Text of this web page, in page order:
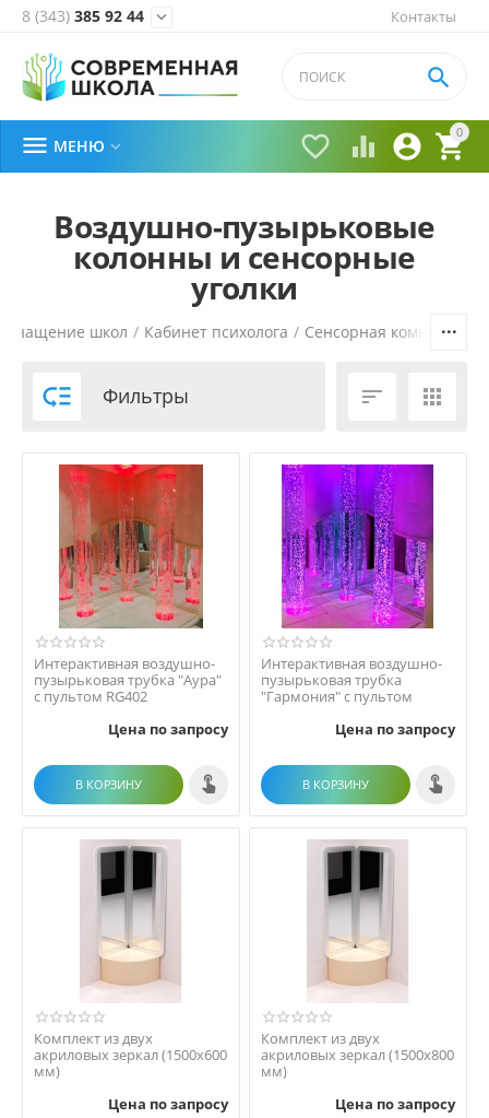
Контакты
8 (343) 385 92 44 
0


 

 МЕНЮ 
Воздушно-пузырьковые
колонны и сенсорные
уголки
школ / Кабинет психолога / Сенсорная комната в
 Фильтры  
Интерактивная воздушно-
пузырьковая трубка "Аура"
с пультом RG402
Цена по запросу
В КОРЗИНУ
Интерактивная воздушно-
пузырьковая трубка
"Гармония" с пультом
Цена по запросу
В КОРЗИНУ
Комплект из двух
акриловых зеркал (1500х600
мм)
Цена по запросу
Комплект из двух
акриловых зеркал (1500х800
мм)
Цена по запросу